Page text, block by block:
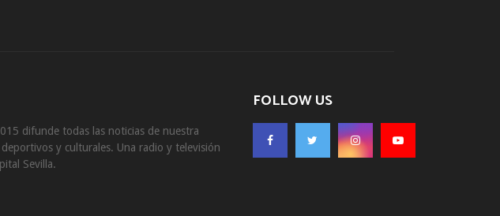
difunde todas las noticias de nuestra
y culturales. Una radio y televisión
Sevilla.
FOLLOW US